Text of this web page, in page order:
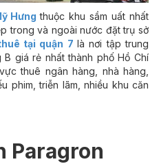
Hưng thuộc khu sầm uất nhất
trong và ngoài nước đặt trụ sở
tại quận 7 là nơi tập trung
giá rẻ nhất thành phố Hồ Chí
thuê ngân hàng, nhà hàng,
phim, triễn lãm, nhiều khu căn
Paragron